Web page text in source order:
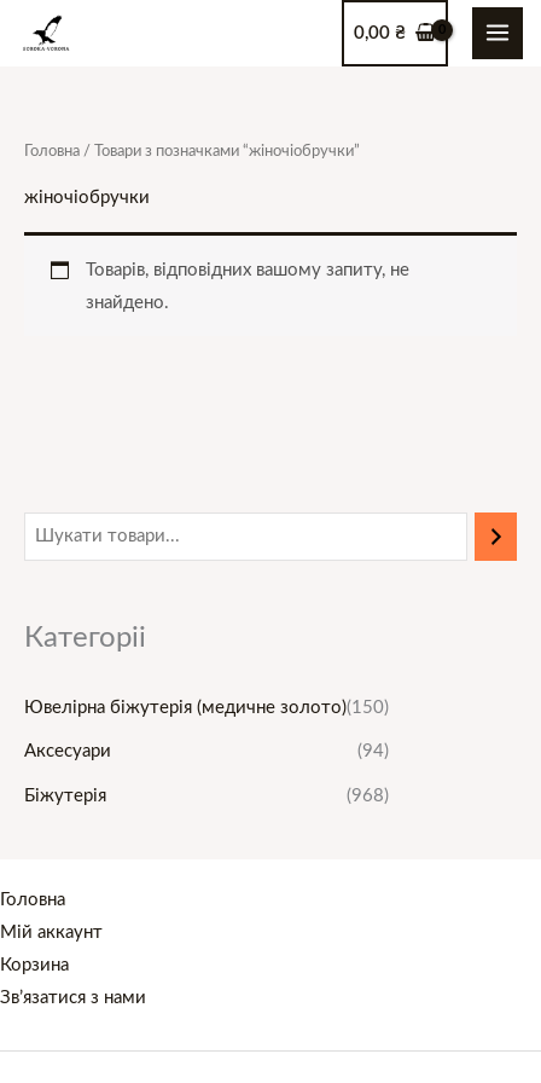
Перейти
0,00 ₴
Категоріі
Ювелірна біжутерія (медичне золото)(150)
Аксесуари (94)
Біжутерія (968)
Головна / Товари з позначками “жіночіобручки”
жіночіобручки
Товарів, відповідних вашому запиту, не
знайдено.
Головна
Мій аккаунт
Корзина
Зв’язатися з нами